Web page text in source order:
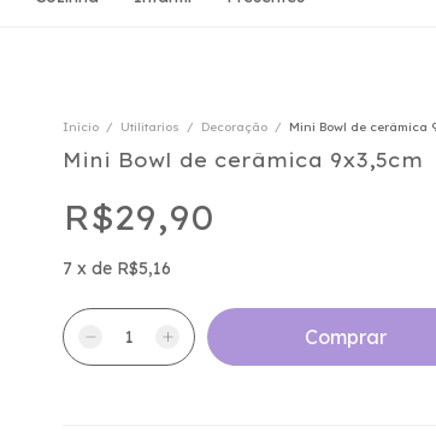
Início / Utilitarios / Decoração / Mini Bowl de cerâmica
Mini Bowl de cerâmica 9x3,5cm
R$29,90
7 x de R$5,16